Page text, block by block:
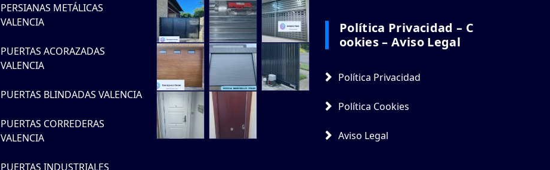
PERSIANAS METÁLICAS
VALENCIA
PUERTAS ACORAZADAS
VALENCIA
PUERTAS BLINDADAS VALENCIA
PUERTAS CORREDERAS
VALENCIA
PUERTAS INDUSTRIALES
Política Privacidad – C
Ookies – Aviso Legal
Política Privacidad
Política Cookies
Aviso Legal